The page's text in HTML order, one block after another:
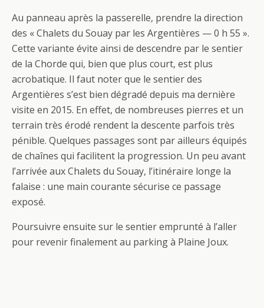
Au panneau après la passerelle, prendre la direction
des « Chalets du Souay par les Argentières — 0 h 55 ».
Cette variante évite ainsi de descendre par le sentier
de la Chorde qui, bien que plus court, est plus
acrobatique. Il faut noter que le sentier des
Argentières s’est bien dégradé depuis ma dernière
visite en 2015. En effet, de nombreuses pierres et un
terrain très érodé rendent la descente parfois très
pénible. Quelques passages sont par ailleurs équipés
de chaînes qui facilitent la progression. Un peu avant
l’arrivée aux Chalets du Souay, l’itinéraire longe la
falaise : une main courante sécurise ce passage
exposé.
Poursuivre ensuite sur le sentier emprunté à l’aller
pour revenir finalement au parking à Plaine Joux.